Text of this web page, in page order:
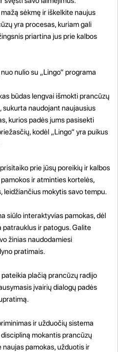
sėkmę ir iškelkite naujus
yra procesas, kuriam gali
priartina jus prie kalbos
nulio su „Lingo“ programa
būdas lengvai išmokti prancūzų
sukurta naudojant naujausius
kurios padės jums pasisekti
kodėl „Lingo“ yra puikus
prie jūsų poreikių ir kalbos
ir atminties kortelės,
leidžiančius mokytis savo tempu.
siūlo interaktyvias pamokas, dėl
ir patogus. Galite
žinias naudodamiesi
pratimais.
plačią prancūzų radijo
įvairių dialogų padės
ir užduočių sistema
mokantis prancūzų
pamokas, užduotis ir